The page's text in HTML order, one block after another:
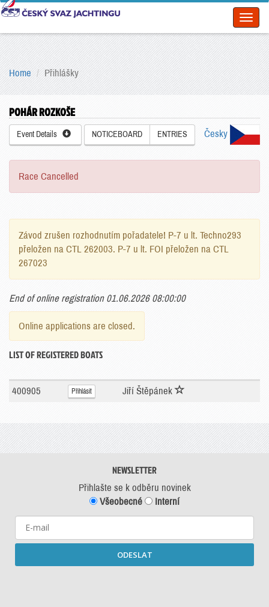
Home Přihlášky
POHÁR ROZKOŠE
Event Details NOTICEBOARD ENTRIES Česky
Race Cancelled
Závod zrušen rozhodnutím pořadatele! P-7 u lt. Techno293
přeložen na CTL 262003. P-7 u lt. FOI přeložen na CTL
267023
End of online registration 01.06.2026 08:00:00
Online applications are closed.
LIST OF REGISTERED BOATS
400905 Přihlásit Jiří Štěpánek
NEWSLETTER
Přihlašte se k odběru novinek
Všeobecné
Interní
ODESLAT